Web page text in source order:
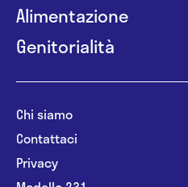
Alimentazione
Genitorialità
Chi siamo
Contattaci
Privacy